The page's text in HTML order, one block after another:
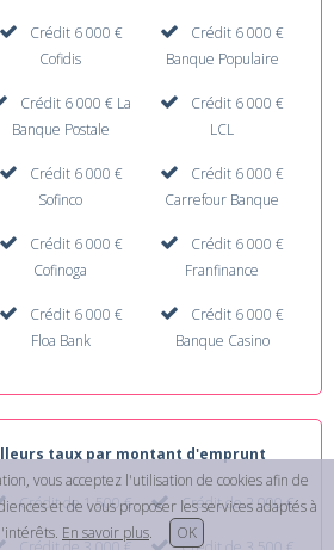
Crédit 6 000 €
Cofidis
Crédit 6 000 €
Banque Populaire
Crédit 6 000 € La
Banque Postale
Crédit 6 000 €
LCL
Crédit 6 000 €
Sofinco
Crédit 6 000 €
Carrefour Banque
Crédit 6 000 €
Cofinoga
Crédit 6 000 €
Franfinance
Crédit 6 000 €
Floa Bank
Crédit 6 000 €
Banque Casino
taux par montant d'emprunt
Crédit de 1 500 € Crédit de 2 000 €
vous acceptez l'utilisation de cookies afin de
et de vous proposer les services adaptés à
En savoir plus. OK